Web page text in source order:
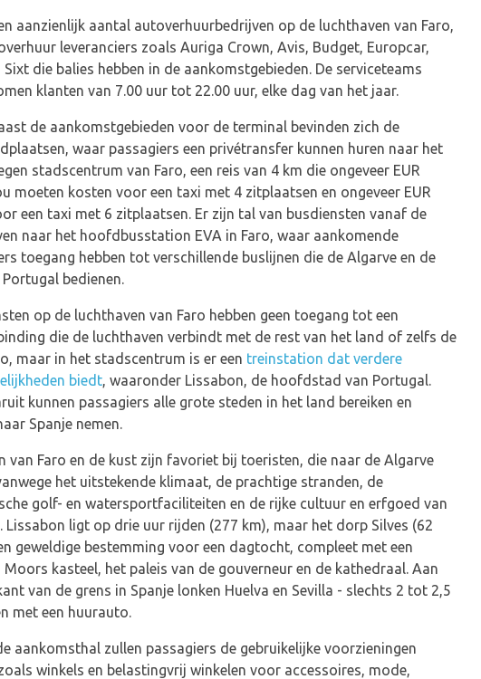
aanzienlijk aantal autoverhuurbedrijven op de luchthaven van Faro,
leveranciers zoals Auriga Crown, Avis, Budget, Europcar,
Sixt die balies hebben in de aankomstgebieden. De serviceteams
klanten van 7.00 uur tot 22.00 uur, elke dag van het jaar.
de aankomstgebieden voor de terminal bevinden zich de
waar passagiers een privétransfer kunnen huren naar het
stadscentrum van Faro, een reis van 4 km die ongeveer EUR
moeten kosten voor een taxi met 4 zitplaatsen en ongeveer EUR
een taxi met 6 zitplaatsen. Er zijn tal van busdiensten vanaf de
naar het hoofdbusstation EVA in Faro, waar aankomende
toegang hebben tot verschillende buslijnen die de Algarve en de
bedienen.
op de luchthaven van Faro hebben geen toegang tot een
die de luchthaven verbindt met de rest van het land of zelfs de
maar in het stadscentrum is er een treinstation dat verdere
biedt, waaronder Lissabon, de hoofdstad van Portugal.
kunnen passagiers alle grote steden in het land bereiken en
Spanje nemen.
van Faro en de kust zijn favoriet bij toeristen, die naar de Algarve
het uitstekende klimaat, de prachtige stranden, de
golf- en watersportfaciliteiten en de rijke cultuur en erfgoed van
Lissabon ligt op drie uur rijden (277 km), maar het dorp Silves (62
geweldige bestemming voor een dagtocht, compleet met een
kasteel, het paleis van de gouverneur en de kathedraal. Aan
van de grens in Spanje lonken Huelva en Sevilla - slechts 2 tot 2,5
met een huurauto.
aankomsthal zullen passagiers de gebruikelijke voorzieningen
winkels en belastingvrij winkelen voor accessoires, mode,